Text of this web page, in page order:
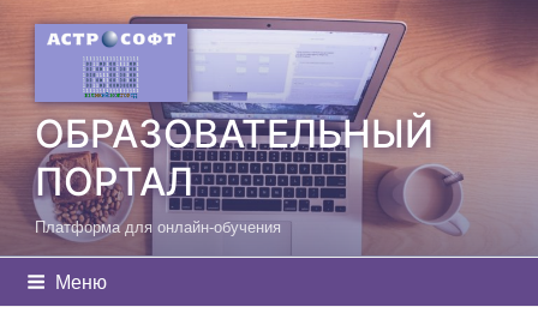
Перейти
содержимому
ОБРАЗОВАТЕЛЬНЫЙ
ПОРТАЛ
Платформа для онлайн-обучения
Меню